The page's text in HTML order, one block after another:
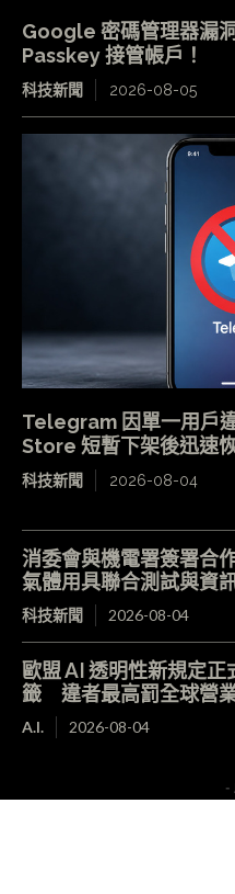
Google 密碼管理器漏
Passkey 接管帳戶！
科技新聞 2026-08-05
Telegram 因單一用戶
Store 短暫下架後迅速
科技新聞 2026-08-04
消委會與機電署簽署合
氣體用具聯合測試與資
科技新聞 2026-08-04
歐盟 AI 透明性新規定
籤 違者最高罰全球營
A.I. 2026-08-04
-